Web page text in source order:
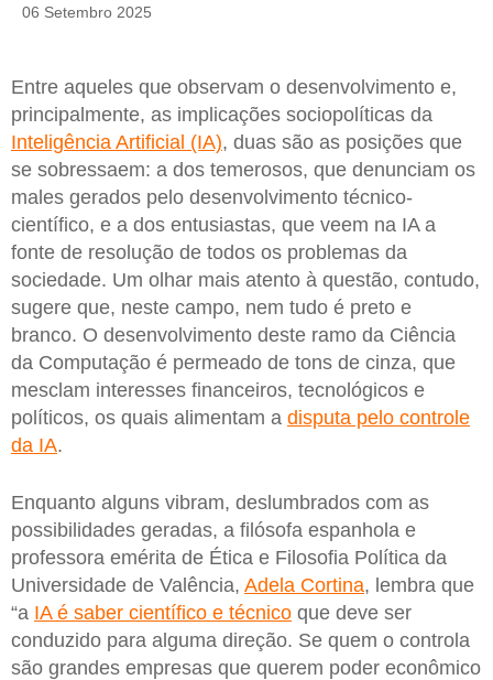
06 Setembro 2025
Entre aqueles que observam o desenvolvimento e,
principalmente, as implicações sociopolíticas da
Inteligência Artificial (IA), duas são as posições que
se sobressaem: a dos temerosos, que denunciam os
males gerados pelo desenvolvimento técnico-
científico, e a dos entusiastas, que veem na IA a
fonte de resolução de todos os problemas da
sociedade. Um olhar mais atento à questão, contudo,
sugere que, neste campo, nem tudo é preto e
branco. O desenvolvimento deste ramo da Ciência
da Computação é permeado de tons de cinza, que
mesclam interesses financeiros, tecnológicos e
políticos, os quais alimentam a disputa pelo controle
da IA.
Enquanto alguns vibram, deslumbrados com as
possibilidades geradas, a filósofa espanhola e
professora emérita de Ética e Filosofia Política da
Universidade de Valência, Adela Cortina, lembra que
“a IA é saber científico e técnico que deve ser
conduzido para alguma direção. Se quem o controla
são grandes empresas que querem poder econômico